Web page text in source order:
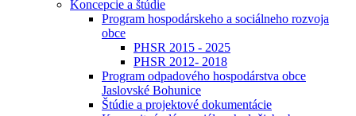
Koncepcie a štúdie
Program hospodárskeho a sociálneho rozvoja
obce
PHSR 2015 - 2025
PHSR 2012- 2018
Program odpadového hospodárstva obce
Jaslovské Bohunice
Štúdie a projektové dokumentácie